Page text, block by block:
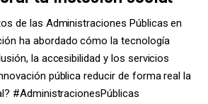
de las Administraciones Públicas en
ha abordado cómo la tecnología
la accesibilidad y los servicios
pública reducir de forma real la
#AdministracionesPúblicas